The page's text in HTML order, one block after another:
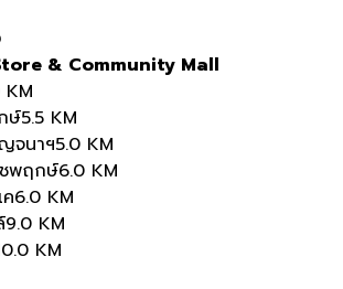
& Community Mall
5.5 KM
จนาฯ5.0 KM
ชพฤกษ์6.0 KM
6.0 KM
9.0 KM
KM